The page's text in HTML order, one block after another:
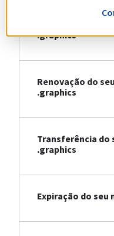
Registo do seu
.graphics
Renovação do
.graphics
Transferência do
.graphics
Expiração do seu